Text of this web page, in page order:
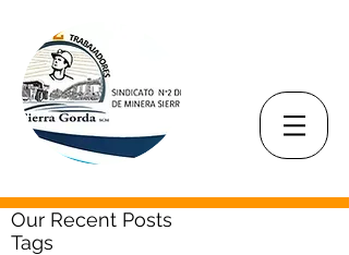
Our Recent Posts
Tags